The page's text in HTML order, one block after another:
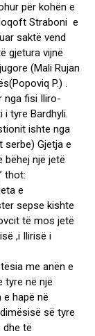
për kohën e
Straboni e
saktë vend
gjetura vijnë
(Mali Rujan
P.) .
nga fisi Iliro-
i tyre Bardhyli.
ishte nga
serbe) Gjetja e
bëhej një jetë
thot:
e
sepse kishte
të mos jetë
,i Ilirisë i
me anën e
tyre në një
hapë në
së tyre
dhe të